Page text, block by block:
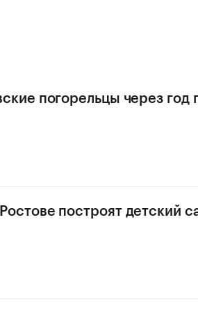
погорельцы через год
построят детский